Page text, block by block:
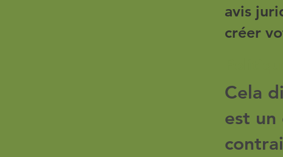
avis
créer
Cela
est